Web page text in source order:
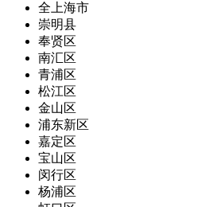
全上海市
崇明县
奉贤区
南汇区
青浦区
松江区
金山区
浦东新区
嘉定区
宝山区
闵行区
杨浦区